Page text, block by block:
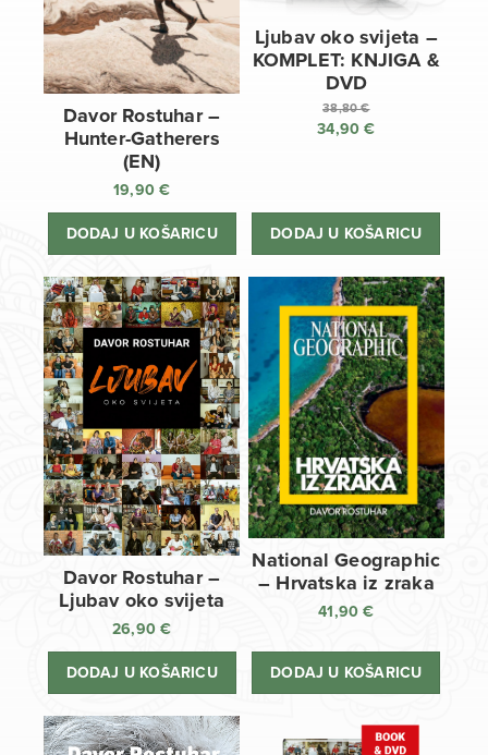
Davor Rostuhar –
Hunter-Gatherers
(EN)
19,90€
DODAJ U KOŠARICU
Ljubav oko svijeta –
KOMPLET: KNJIGA &
DVD
38,80€
Izvorna
38,80 €.
34,90€
34,90 €.
DODAJ U KOŠARICU
Davor Rostuhar –
Ljubav oko svijeta
26,90€
DODAJ U KOŠARICU
National Geographic
– Hrvatska iz zraka
41,90€
DODAJ U KOŠARICU